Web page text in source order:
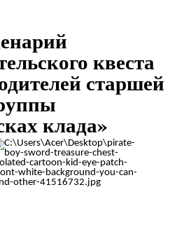
квеста
старшей
клада»